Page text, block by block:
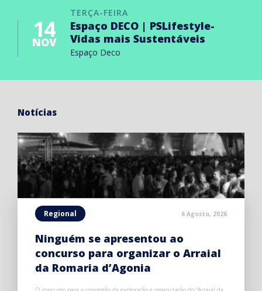
TERÇA-FEIRA
14
NOV
Espaço DECO | PSLifestyle-
Vidas mais Sustentáveis
Espaço Deco
Notícias
Regional 6 Agosto, 2026
Ninguém se apresentou ao
concurso para organizar o Arraial
da Romaria d’Agonia